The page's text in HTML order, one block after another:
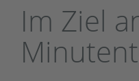
Im Ziel